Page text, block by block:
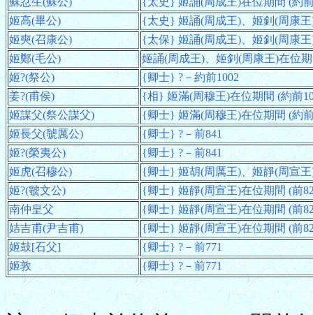
姬高(畢公)
{太史} 姬誦(周成王)、姬釗(周康王
姬奭(召康公)
{太保} 姬誦(周成王)、姬釗(周康王
姬鄭(毛公)
姬誦(周成王)、姬釗(周康王)在位
姬?(祭公)
{卿士} ?－約前1002
姜?(甫侯)
{相} 姬滿(周穆王)在位期間 (約前
姬謀父(祭公謀父)
{卿士} 姬滿(周穆王)在位期間 (約
姬長父(虢厲公)
{卿士} ?－前841
姬?(榮夷公)
{卿士} ?－前841
姬虎(召穆公)
{卿士} 姬胡(周厲王)、姬靜(周宣王
姬?(虢文公)
{卿士} 姬靜(周宣王)在位期間 (前
南仲皇父
{卿士} 姬靜(周宣王)在位期間 (前
姞吉甫(尹吉甫)
{卿士} 姬靜(周宣王)在位期間 (前
姬鼓[石父]
{卿士} ?－前771
姬敦
{卿士} ?－前771